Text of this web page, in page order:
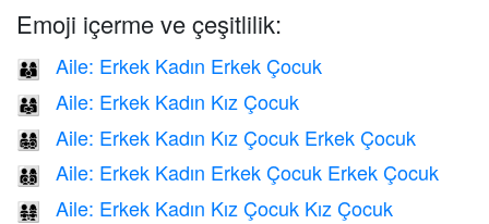
Emoji içerme ve çeşitlilik:
👨‍👩‍👦 Aile: Erkek Kadın Erkek Çocuk
👨‍👩‍👧 Aile: Erkek Kadın Kız Çocuk
👨‍👩‍👧‍👦 Aile: Erkek Kadın Kız Çocuk Erkek Çocuk
👨‍👩‍👦‍👦 Aile: Erkek Kadın Erkek Çocuk Erkek Çocuk
👨‍👩‍👧‍👧 Aile: Erkek Kadın Kız Çocuk Kız Çocuk